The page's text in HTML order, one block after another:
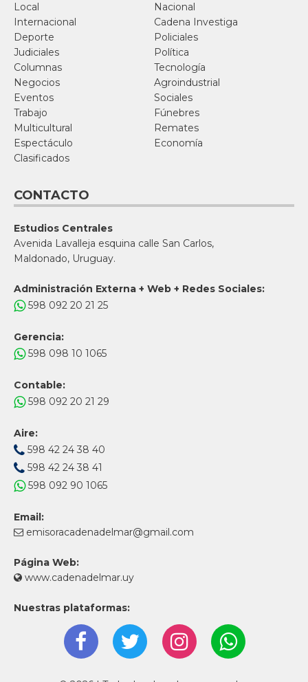
Local
Nacional
Internacional
Cadena Investiga
Deporte
Policiales
Judiciales
Política
Columnas
Tecnología
Negocios
Agroindustrial
Eventos
Sociales
Trabajo
Fúnebres
Multicultural
Remates
Espectáculo
Economía
Clasificados
CONTACTO
Estudios Centrales
Avenida Lavalleja esquina calle San Carlos,
Maldonado, Uruguay.
Administración Externa + Web + Redes Sociales:
598 092 20 21 25
Gerencia:
598 098 10 1065
Contable:
598 092 20 21 29
Aire:
598 42 24 38 40
598 42 24 38 41
598 092 90 1065
Email:
emisoracadenadelmar@gmail.com
Página Web:
www.cadenadelmar.uy
Nuestras plataformas: